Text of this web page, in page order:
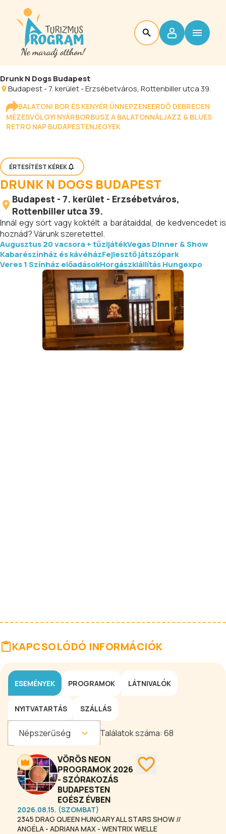
Drunk N Dogs Budapest
Budapest-7. kerület - Erzsébetváros, Rottenbiller utca 39.
BALATONI BOR ÉS KENYÉR ÜNNEPZENEERDŐ DEBRECEN
MÉZESVÖLGYI NYÁRBORBUSZ A BALATONNÁLJAZZ & BLUES
RETRO NAP BUDAPESTENJEGYEK
ÉRTESÍTÉST KÉREK
DRUNK N DOGS BUDAPEST
Budapest - 7. kerület - Erzsébetváros,
Rottenbiller utca 39.
Innál egy sört vagy koktélt a barátaiddal, de kedvencedet is
hoznád? Várunk szeretettel.
Augusztus 20 vacsora + tűzijátékVegas Dinner & Show
Kabarészínház és kávéházFejlesztő játszópark
Veres 1 Színház előadásokHorgászkiállítás Hungexpo
KAPCSOLÓDÓ INFORMÁCIÓK
ESEMÉNYEK PROGRAMOK LÁTNIVALÓK
NYITVATARTÁS SZÁLLÁS
Népszerűség Találatok száma: 68
VÖRÖS NEON
PROGRAMOK 2026
- SZÓRAKOZÁS
BUDAPESTEN
EGÉSZ ÉVBEN
2026.08.15. (SZOMBAT)
2345 DRAG QUEEN HUNGARY ALL STARS SHOW //
ANGÉLA - ADRIANA MAX - WENTRIX WIELLE